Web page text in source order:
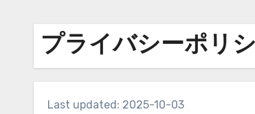
プライバシーポリ
Last updated: 2025-10-03